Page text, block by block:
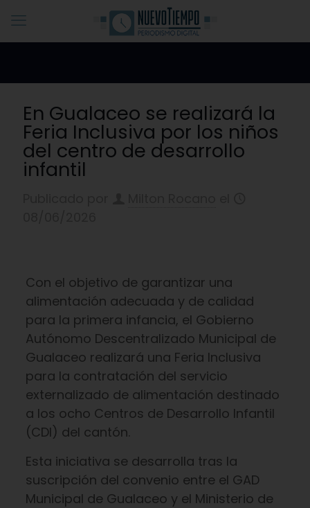
En Gualaceo se realizará la
Feria Inclusiva por los niños
del centro de desarrollo
infantil
Con el objetivo de garantizar una
alimentación adecuada y de calidad
para la primera infancia, el Gobierno
Autónomo Descentralizado Municipal de
Gualaceo realizará una Feria Inclusiva
para la contratación del servicio
externalizado de alimentación destinado
a los ocho Centros de Desarrollo Infantil
(CDI) del cantón.
Esta iniciativa se desarrolla tras la
suscripción del convenio entre el GAD
Municipal de Gualaceo y el Ministerio de